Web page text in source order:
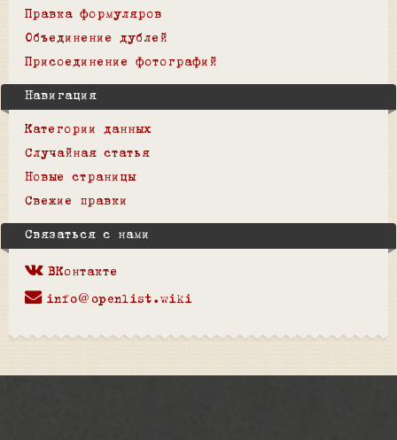
Правка формуляров
Объединение дублей
Присоединение фотографий
Навигация
Категории данных
Случайная статья
Новые страницы
Свежие правки
Связаться с нами
ВКонтакте
info@openlist.wiki